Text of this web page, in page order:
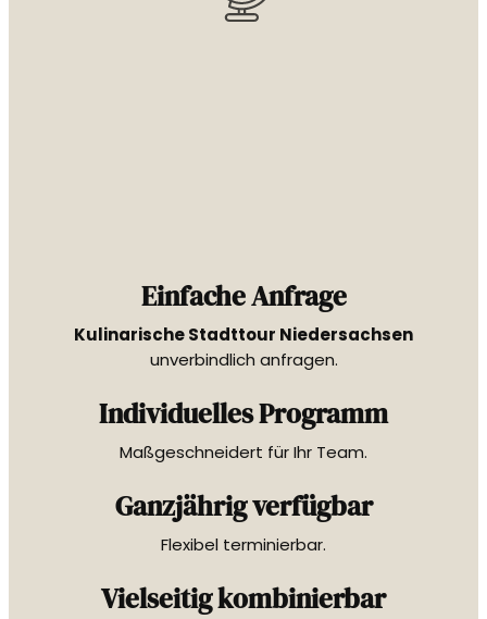
Einfache Anfrage
Kulinarische Stadttour Niedersachsen
unverbindlich anfragen.
Individuelles Programm
Maßgeschneidert für Ihr Team.
Ganzjährig verfügbar
Flexibel terminierbar.
Vielseitig kombinierbar